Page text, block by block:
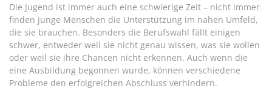
Die Jugend ist immer auch eine schwierige Zeit – nicht immer
finden junge Menschen die Unterstützung im nahen Umfeld,
die sie brauchen. Besonders die Berufswahl fällt einigen
schwer, entweder weil sie nicht genau wissen, was sie wollen
oder weil sie ihre Chancen nicht erkennen. Auch wenn die
eine Ausbildung begonnen wurde, können verschiedene
Probleme den erfolgreichen Abschluss verhindern.